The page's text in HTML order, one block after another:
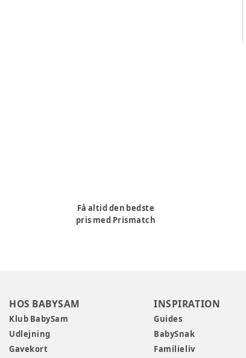
Få altid den bedste
pris med Prismatch
HOS BABYSAM
Klub BabySam
Udlejning
Gavekort
INSPIRATION
Guides
BabySnak
Familieliv